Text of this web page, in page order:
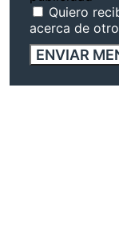
Quiero
acerca de
ENVIAR